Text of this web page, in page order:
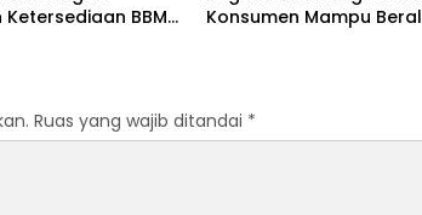
Ketersediaan BBM
Konsumen Mampu
Ruas yang wajib ditandai *